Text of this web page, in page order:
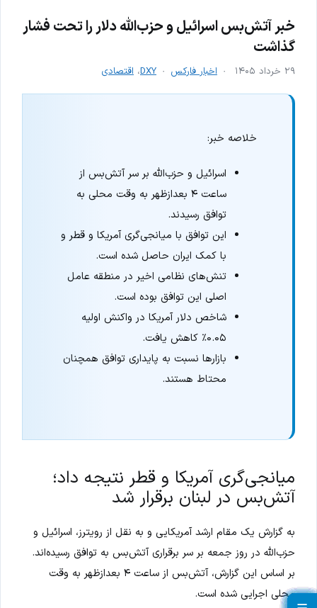
خبر آتش‌بس اسرائیل و حزب‌الله دلار را تحت فشار
گذاشت
۲۹ خرداد ۱۴۰۵ اخبار فارکس DXY، اقتصادی
خلاصه خبر:
اسرائیل و حزب‌الله بر سر آتش‌بس از
ساعت ۴ بعدازظهر به وقت محلی به
توافق رسیدند.
این توافق با میانجی‌گری آمریکا و قطر و
با کمک ایران حاصل شده است.
تنش‌های نظامی اخیر در منطقه عامل
اصلی این توافق بوده است.
شاخص دلار آمریکا در واکنش اولیه
۰.۰۵٪ کاهش یافت.
بازارها نسبت به پایداری توافق همچنان
محتاط هستند.
میانجی‌گری آمریکا و قطر نتیجه داد؛
آتش‌بس در لبنان برقرار شد
به گزارش یک مقام ارشد آمریکایی و به نقل از رویترز، اسرائیل و
حزب‌الله در روز جمعه بر سر برقراری آتش‌بس به توافق رسیده‌اند.
بر اساس این گزارش، آتش‌بس از ساعت ۴ بعدازظهر به وقت
محلی اجرایی شده است.